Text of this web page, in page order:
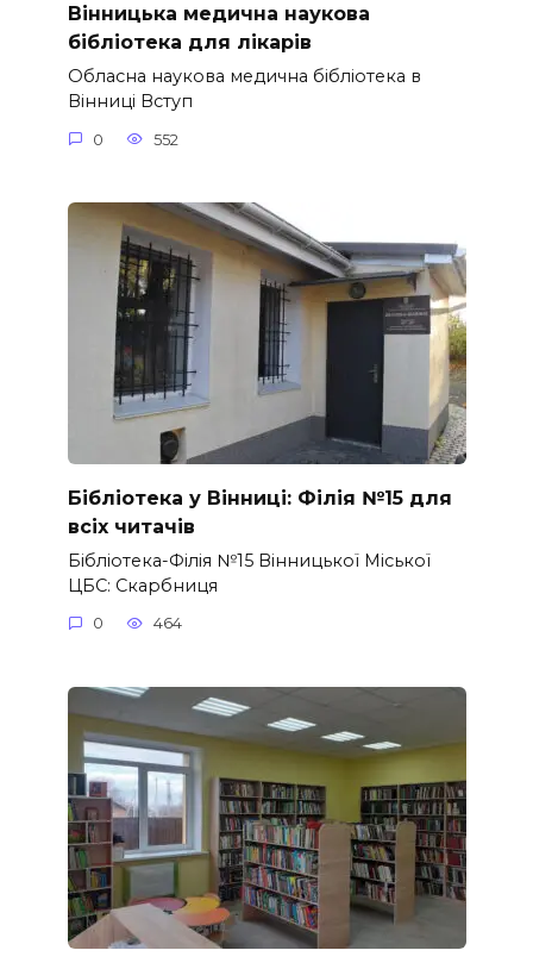
Вінницька медична наукова
бібліотека для лікарів
Обласна наукова медична бібліотека в
Вінниці Вступ
0 552
Бібліотека у Вінниці: Філія №15 для
всіх читачів
Бібліотека-Філія №15 Вінницької Міської
ЦБС: Скарбниця
0 464